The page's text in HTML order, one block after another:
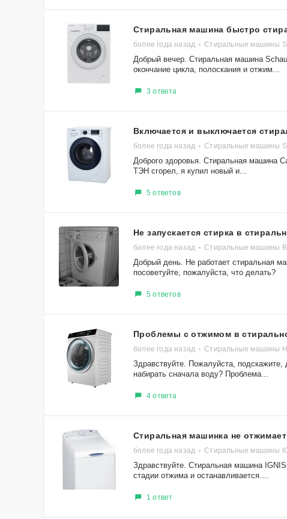
Стиральная машина быстро
более года назад Стиральные машины
Добрый вечер. Стиральная машина
окончание цикла, полоскания и отжим...
3 ответа
Включается и выключается
более года назад Стиральные машины
Доброго здоровья. Стиральная машина
ТЭН сгорел, я купил новый и...
5 ответов
Не запускается стирка в
более года назад Стиральные машины
Добрый день. Не работает стиральная
посоветуйте, пожалуйста, что делать?
5 ответов
Проблемы с отжимом в
более года назад Стиральные машины
Здравствуйте. Пожалуйста,
набирать сначала воду? Проблема...
4 ответа
Стиральная машинка не
более года назад Стиральные машины
Здравствуйте. Стиральная машина
стадии отжима и останавливается....
1 ответ